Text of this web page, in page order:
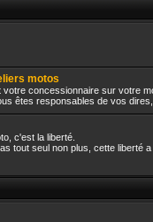
motos
votre concessionnaire sur votre
êtes responsables de vos
c'est la liberté.
tout seul non plus, cette liberté